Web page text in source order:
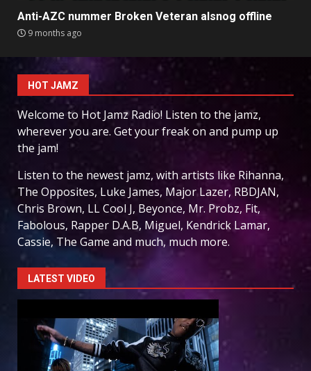
Anti-AZC nummer Broken Veteran alsnog offline
9 months ago
HOT JAMZ
Welcome to Hot Jamz Radio! Listen to the jamz,
wherever you are. Get your freak on and pump up
the jam!
Listen to the newest jamz, with artists like Rihanna,
The Opposites, Luke James, Major Lazer, RBDJAN,
Chris Brown, LL Cool J, Beyonce, Mr. Probz, Fit,
Fabolous, Rapper D.A.B, Miguel, Kendrick Lamar,
Cassie, The Game and much, much more.
LATEST VIDEO